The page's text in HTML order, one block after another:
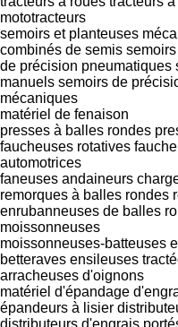
mototracteurs
semoirs et planteuses
combinés de semis
de précision pneumatiques
manuels semoirs de
mécaniques
matériel de fenaison
presses à balles rondes
faucheuses rotatives
automotrices
faneuses andaineurs
remorques à balles rondes
enrubanneuses de balles
moissonneuses
moissonneuses-batteuses
betteraves ensileuses
arracheuses d'oignons
matériel d'épandage
épandeurs à lisier
distributeurs d'engrais